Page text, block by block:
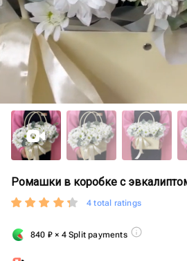
Ромашки в коробке с
4 total ratings
840 ₽ × 4 Split payments